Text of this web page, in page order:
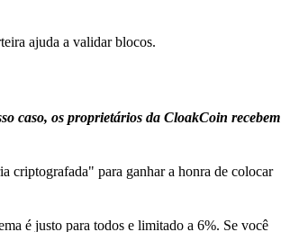
ajuda a validar blocos.
caso, os proprietários da CloakCoin recebem
criptografada" para ganhar a honra de colocar
é justo para todos e limitado a 6%. Se você